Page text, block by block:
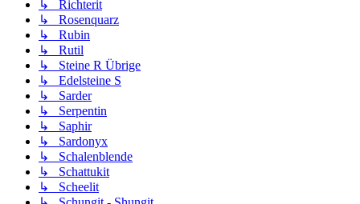
↳ Richterit
↳ Rosenquarz
↳ Rubin
↳ Rutil
↳ Steine R Übrige
↳ Edelsteine S
↳ Sarder
↳ Serpentin
↳ Saphir
↳ Sardonyx
↳ Schalenblende
↳ Schattukit
↳ Scheelit